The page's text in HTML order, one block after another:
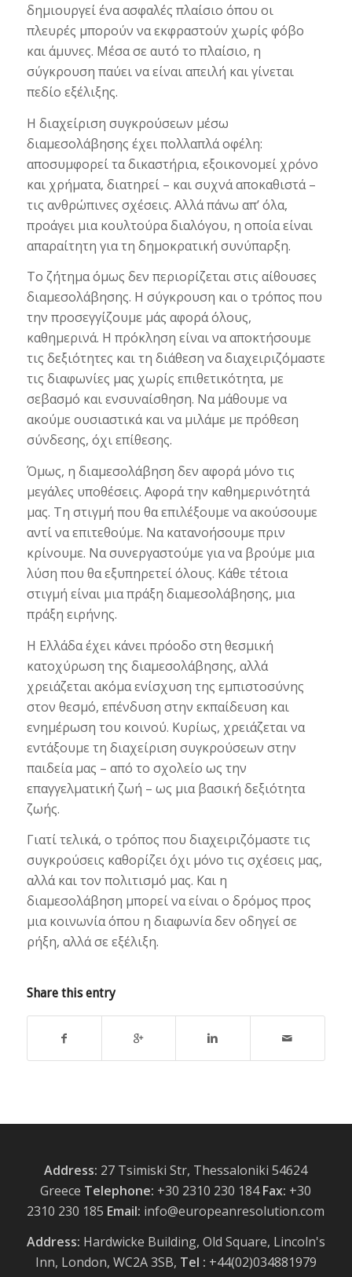
δημιουργεί ένα ασφαλές πλαίσιο όπου οι
πλευρές μπορούν να εκφραστούν χωρίς φόβο
και άμυνες. Μέσα σε αυτό το πλαίσιο, η
σύγκρουση παύει να είναι απειλή και γίνεται
πεδίο εξέλιξης.
Η διαχείριση συγκρούσεων μέσω
διαμεσολάβησης έχει πολλαπλά οφέλη:
αποσυμφορεί τα δικαστήρια, εξοικονομεί χρόνο
και χρήματα, διατηρεί – και συχνά αποκαθιστά –
τις ανθρώπινες σχέσεις. Αλλά πάνω απ’ όλα,
προάγει μια κουλτούρα διαλόγου, η οποία είναι
απαραίτητη για τη δημοκρατική συνύπαρξη.
Το ζήτημα όμως δεν περιορίζεται στις αίθουσες
διαμεσολάβησης. Η σύγκρουση και ο τρόπος που
την προσεγγίζουμε μάς αφορά όλους,
καθημερινά. Η πρόκληση είναι να αποκτήσουμε
τις δεξιότητες και τη διάθεση να διαχειριζόμαστε
τις διαφωνίες μας χωρίς επιθετικότητα, με
σεβασμό και ενσυναίσθηση. Να μάθουμε να
ακούμε ουσιαστικά και να μιλάμε με πρόθεση
σύνδεσης, όχι επίθεσης.
Όμως, η διαμεσολάβηση δεν αφορά μόνο τις
μεγάλες υποθέσεις. Αφορά την καθημερινότητά
μας. Τη στιγμή που θα επιλέξουμε να ακούσουμε
αντί να επιτεθούμε. Να κατανοήσουμε πριν
κρίνουμε. Να συνεργαστούμε για να βρούμε μια
λύση που θα εξυπηρετεί όλους. Κάθε τέτοια
στιγμή είναι μια πράξη διαμεσολάβησης, μια
πράξη ειρήνης.
Η Ελλάδα έχει κάνει πρόοδο στη θεσμική
κατοχύρωση της διαμεσολάβησης, αλλά
χρειάζεται ακόμα ενίσχυση της εμπιστοσύνης
στον θεσμό, επένδυση στην εκπαίδευση και
ενημέρωση του κοινού. Κυρίως, χρειάζεται να
εντάξουμε τη διαχείριση συγκρούσεων στην
παιδεία μας – από το σχολείο ως την
επαγγελματική ζωή – ως μια βασική δεξιότητα
ζωής.
Γιατί τελικά, ο τρόπος που διαχειριζόμαστε τις
συγκρούσεις καθορίζει όχι μόνο τις σχέσεις μας,
αλλά και τον πολιτισμό μας. Και η
διαμεσολάβηση μπορεί να είναι ο δρόμος προς
μια κοινωνία όπου η διαφωνία δεν οδηγεί σε
ρήξη, αλλά σε εξέλιξη.
Share this entry
Address: 27 Tsimiski Str, Thessaloniki 54624
Greece Telephone: +30 2310 230 184Fax: +30
2310 230 185 Email: info@europeanresolution.com
Address: Hardwicke Building, Old Square, Lincoln's
Inn, London, WC2A 3SB, Tel : +44(02)034881979